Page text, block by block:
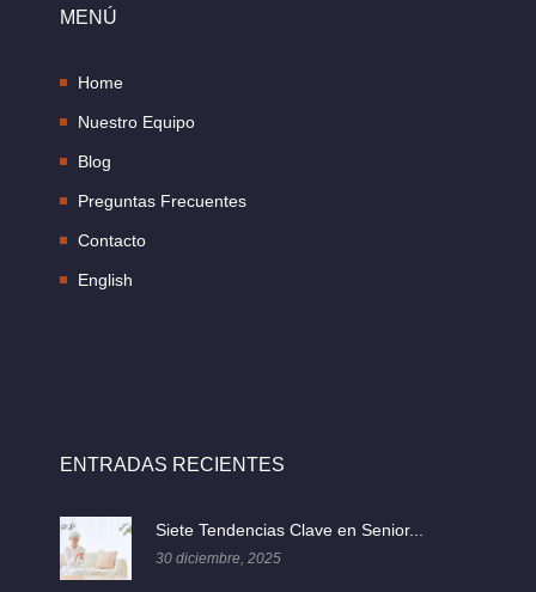
MENÚ
Home
Nuestro Equipo
Blog
Preguntas Frecuentes
Contacto
English
ENTRADAS RECIENTES
Siete Tendencias Clave en Senior...
30 diciembre, 2025